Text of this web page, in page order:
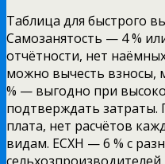
Таблица для быстрого
Самозанятость — 4 %
отчётности, нет
можно вычесть взносы,
% — выгодно при
подтверждать
плата, нет расчётов
видам. ЕСХН — 6 % с